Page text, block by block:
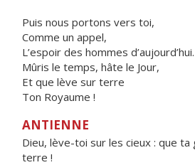
Puis nous portons vers toi,
Comme un appel,
L’espoir des hommes d’aujourd’hui.
Mûris le temps, hâte le Jour,
Et que lève sur terre
Ton Royaume !
ANTIENNE
Dieu, lève-toi sur les cieux : que ta
terre !